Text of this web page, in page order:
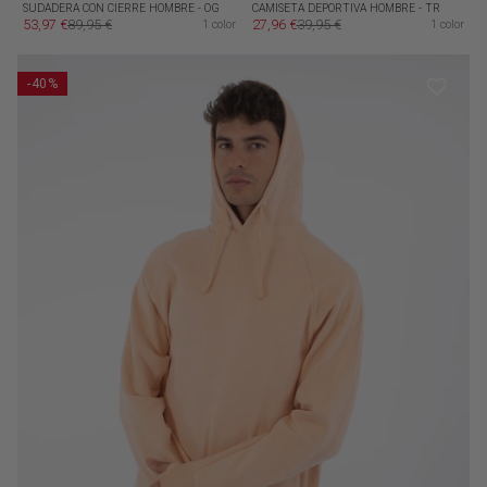
SUDADERA CON CIERRE HOMBRE - OG
Precio de oferta
53,97 €Precio habitual
89,95 € 1 color
CAMISETA DEPORTIVA HOMBRE - TR
Precio de oferta
27,96 €Precio habitual
39,95 € 1 color
-40%